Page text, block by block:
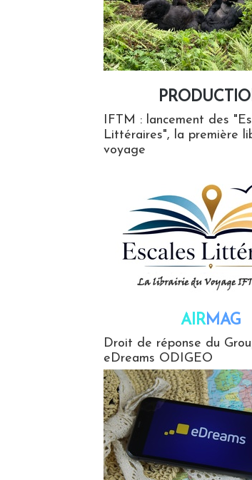
IFTM : lancement des
Littéraires", la première
voyage
AIRMAG
Droit de réponse du
eDreams ODIGEO